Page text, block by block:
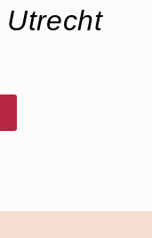
Utrecht